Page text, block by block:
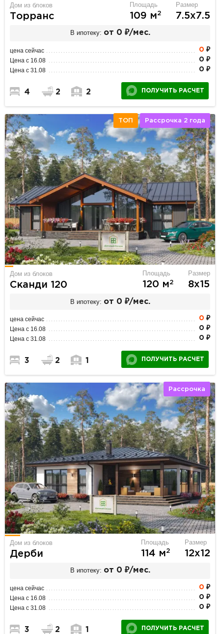
Дом из блоков
Торранс
Площадь
109 м2
Размер
7.5х7.5
В ипотеку: от 0 ₽/мес.
цена сейчас 0 ₽
Цена с 16.08 0 ₽
Цена с 31.08 0 ₽
4 2 2 ПОЛУЧИТЬ РАСЧЕТ
ТОП Рассрочка 2 года
Дом из блоков
Сканди 120
Площадь
120 м2
Размер
8х15
В ипотеку: от 0 ₽/мес.
цена сейчас 0 ₽
Цена с 16.08 0 ₽
Цена с 31.08 0 ₽
3 2 1 ПОЛУЧИТЬ РАСЧЕТ
Рассрочка
Дом из блоков
Дерби
Площадь
114 м2
Размер
12х12
В ипотеку: от 0 ₽/мес.
цена сейчас 0 ₽
Цена с 16.08 0 ₽
Цена с 31.08 0 ₽
3 2 1 ПОЛУЧИТЬ РАСЧЕТ